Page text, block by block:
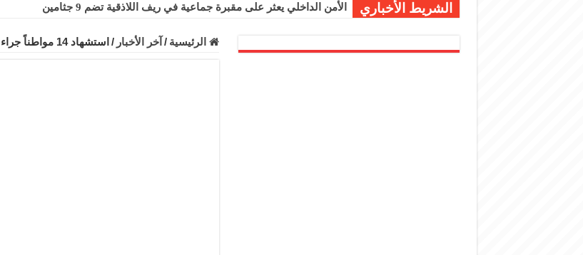
الشريط الأخباري الأمن الداخلي يعثر على مقبرة جماعية في ريف اللاذقية تضم 9 جثامين
برنية: مرسوم بإعفاء مستهلكي الكهرباء المنزلية والتجارية والصناعية من الرسوم
الرئيسية / آخر الأخبار / استشهاد 14 مواطناً جراء انفجار لغم من مخلفات إرهابيي (داعش) في بادية الرقة